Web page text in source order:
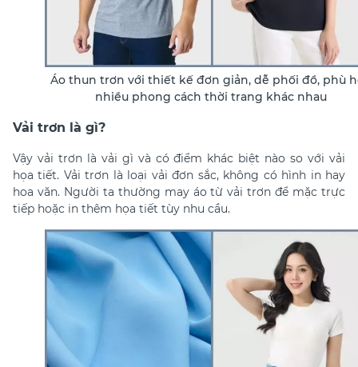
Áo thun trơn với thiết kế đơn giản, dễ phối đồ, phù
nhiều phong cách thời trang khác nhau
Vải trơn là gì?
Vậy vải trơn là vải gì và có điểm khác biệt nào so với vải
họa tiết. Vải trơn là loại vải đơn sắc, không có hình in hay
hoa văn. Người ta thường may áo từ vải trơn để mặc trực
tiếp hoặc in thêm họa tiết tùy nhu cầu.